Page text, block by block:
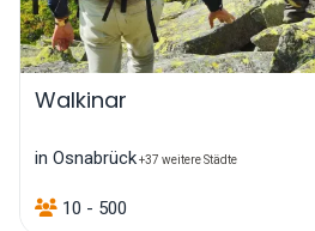
Walkinar
in Osnabrück+37 weitere Städte
10 - 500